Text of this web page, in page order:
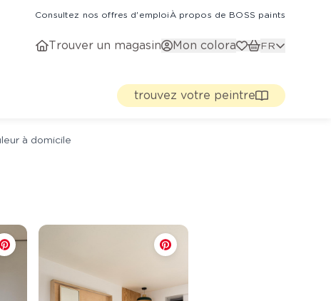
Consultez nos offres d'emploiÀ propos de BOSS paints
Trouver un magasin Mon colora FR
trouvez votre peintre
à domicile